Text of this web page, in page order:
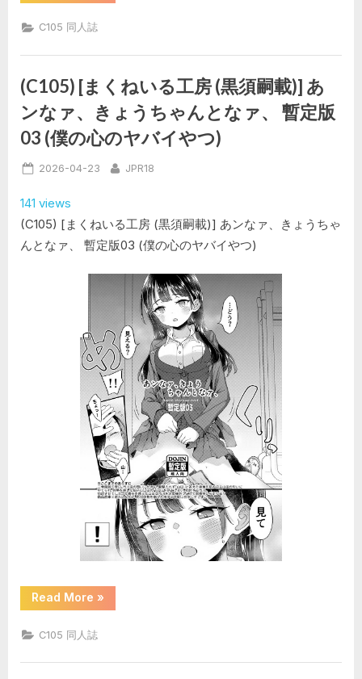
ち
は
こ
ド
ス
ケ
ベ
配
信
者、
ラ
味
JC
で
(オ
C105 同人誌
(C105) [まくねいる工房 (黒須嗣載)] あ
ンなァ、きょうちゃんとなァ、 暫定版
03 (僕の心のヤバイやつ)
Posted
2026-04-23 By
JPR18
141 views
(C105) [まくねいる工房 (黒須嗣載)] あンなァ、きょうちゃ
んとなァ、 暫定版03 (僕の心のヤバイやつ)
Read More “(C105)
[ま
ね
い
工
»
C105 同人誌